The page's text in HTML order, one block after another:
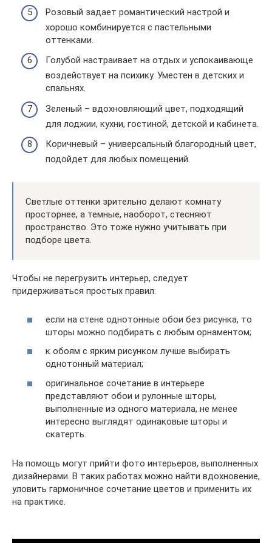
Розовый задает романтический настрой и
хорошо комбинируется с пастельными
оттенками.
Голубой настраивает на отдых и успокаивающе
воздействует на психику. Уместен в детских и
спальнях.
Зеленый – вдохновляющий цвет, подходящий
для лоджии, кухни, гостиной, детской и кабинета.
Коричневый – универсальный благородный цвет,
подойдет для любых помещений.
Светлые оттенки зрительно делают комнату
просторнее, а темные, наоборот, стесняют
пространство. Это тоже нужно учитывать при
подборе цвета.
Чтобы не перегрузить интерьер, следует
придерживаться простых правил:
если на стене однотонные обои без рисунка, то
шторы можно подбирать с любым орнаментом;
к обоям с ярким рисунком лучше выбирать
однотонный материал;
оригинальное сочетание в интерьере
представляют обои и рулонные шторы,
выполненные из одного материала, не менее
интересно выглядят одинаковые шторы и
скатерть.
На помощь могут прийти фото интерьеров, выполненных
дизайнерами. В таких работах можно найти вдохновение,
уловить гармоничное сочетание цветов и применить их
на практике.